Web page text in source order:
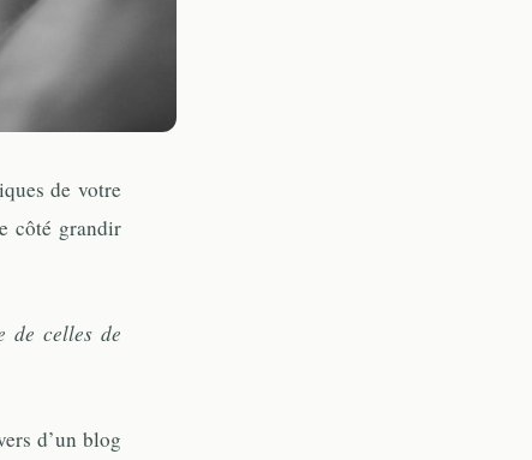
de votre
côté grandir
de celles de
d’un blog